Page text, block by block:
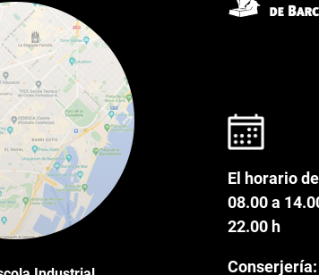
El horario
08.00 a
22.00 h
Conserjería: